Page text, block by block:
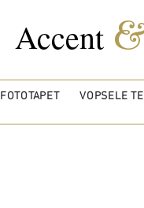
Accent
FOTOTAPET VOPSELE